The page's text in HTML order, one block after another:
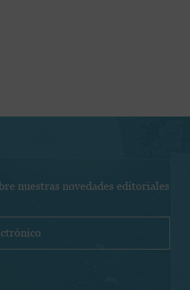
nuestras novedades editoriales